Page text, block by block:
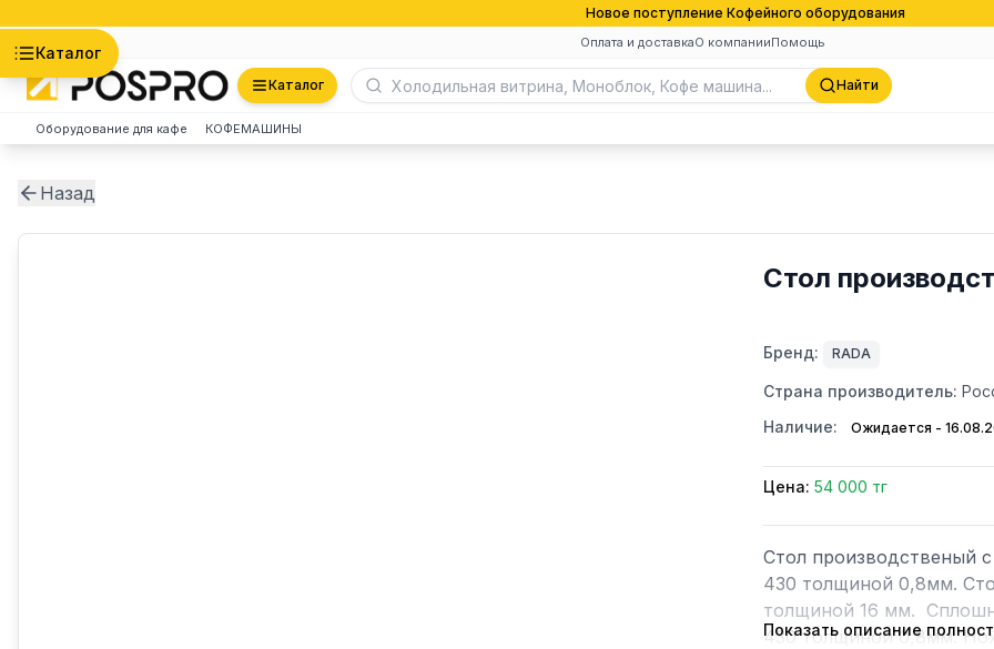
Новое поступление Кофейного оборудования
Оплата и доставкаО компанииПомощь
Каталог
Каталог Найти
Оборудование для кафе КОФЕМАШИНЫ
Назад
Стол
Бренд: RADA
Страна производитель:
Наличие:
Ожидается -
Цена: 54 000 тг
Стол производственый
430 толщиной 0,8мм.
толщиной 16 мм.
430 толщиной 0,8мм.
Показать описание